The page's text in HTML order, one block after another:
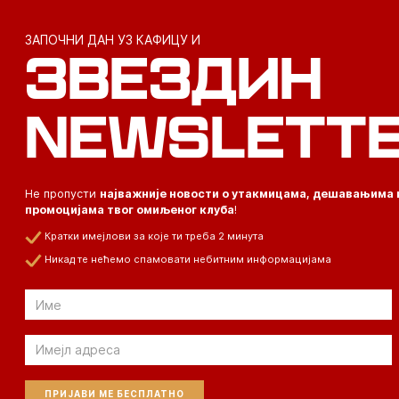
ЗАПОЧНИ ДАН УЗ КАФИЦУ И
ЗВЕЗДИН
Не пропусти најважније новости о утакмицама, дешавањима
промоцијама твог омиљеног клуба!
Кратки имејлови за које ти треба 2 минута
Никад те нећемо спамовати небитним информацијама
Email
Email